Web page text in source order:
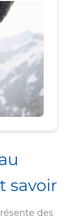
savoir
des